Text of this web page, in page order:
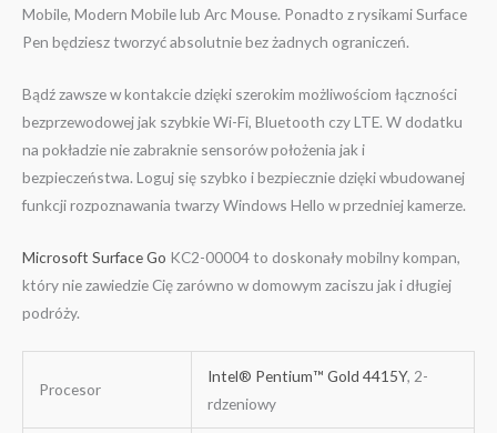
Mobile, Modern Mobile lub Arc Mouse. Ponadto z rysikami Surface
Pen będziesz tworzyć absolutnie bez żadnych ograniczeń.
Bądź zawsze w kontakcie dzięki szerokim możliwościom łączności
bezprzewodowej jak szybkie Wi-Fi, Bluetooth czy LTE. W dodatku
na pokładzie nie zabraknie sensorów położenia jak i
bezpieczeństwa. Loguj się szybko i bezpiecznie dzięki wbudowanej
funkcji rozpoznawania twarzy Windows Hello w przedniej kamerze.
Microsoft Surface Go KC2-00004 to doskonały mobilny kompan,
który nie zawiedzie Cię zarówno w domowym zaciszu jak i długiej
podróży.
Procesor
Intel® Pentium™ Gold 4415Y, 2-
rdzeniowy